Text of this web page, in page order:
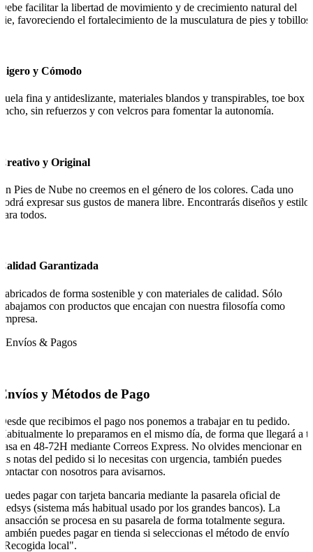
facilitar la libertad de movimiento y de crecimiento natural del
favoreciendo el fortalecimiento de la musculatura de pies y tobillos.
y Cómodo
fina y antideslizante, materiales blandos y transpirables, toe box
sin refuerzos y con velcros para fomentar la autonomía.
y Original
Pies de Nube no creemos en el género de los colores. Cada uno
expresar sus gustos de manera libre. Encontrarás diseños y estilos
todos.
Garantizada
de forma sostenible y con materiales de calidad. Sólo
con productos que encajan con nuestra filosofía como
Envíos & Pagos
y Métodos de Pago
que recibimos el pago nos ponemos a trabajar en tu pedido.
lo preparamos en el mismo día, de forma que llegará a
en 48-72H mediante Correos Express. No olvides mencionar en
notas del pedido si lo necesitas con urgencia, también puedes
con nosotros para avisarnos.
pagar con tarjeta bancaria mediante la pasarela oficial de
(sistema más habitual usado por los grandes bancos). La
se procesa en su pasarela de forma totalmente segura.
puedes pagar en tienda si seleccionas el método de envío
local".